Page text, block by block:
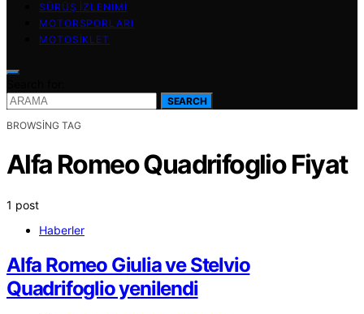
SÜRÜŞ İZLENIMI
MOTORSPORLARI
MOTOSIKLET
SEARCH
BROWSING TAG
Alfa Romeo Quadrifoglio Fiyat
1 post
Haberler
Alfa Romeo Giulia ve Stelvio
Quadrifoglio yenilendi